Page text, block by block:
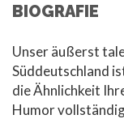
BIOGRAFIE
Unser äußerst
Süddeutschland
die Ähnlichkeit
Humor